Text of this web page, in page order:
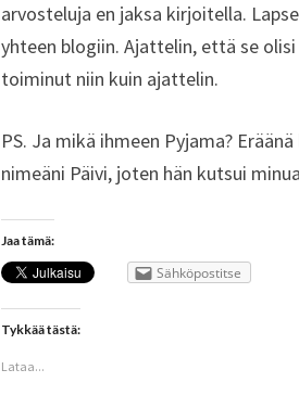
arvosteluja en jaksa kirjoitella.
yhteen blogiin. Ajattelin, että se
toiminut niin kuin ajattelin.
PS. Ja mikä ihmeen Pyjama?
nimeäni Päivi, joten hän kutsui
Jaa tämä:
Sähköpostitse
Tykkää tästä:
Lataa...